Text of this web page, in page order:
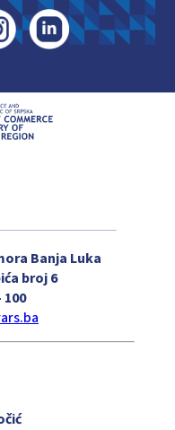
Banja Luka
broj 6
100